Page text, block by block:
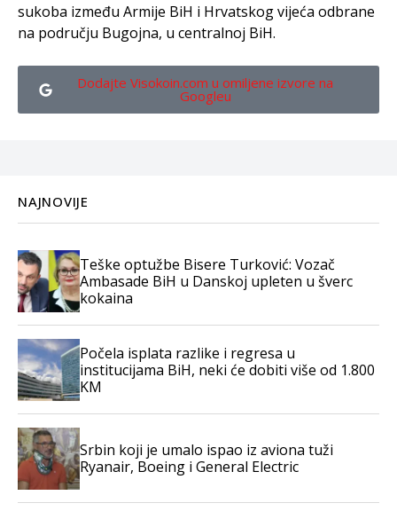
sukoba između Armije BiH i Hrvatskog vijeća odbrane
na području Bugojna, u centralnoj BiH.
Dodajte Visokoin.com u omiljene izvore na
Googleu
NAJNOVIJE
Teške optužbe Bisere Turković: Vozač
Ambasade BiH u Danskoj upleten u šverc
kokaina
Počela isplata razlike i regresa u
institucijama BiH, neki će dobiti više od 1.800
KM
Srbin koji je umalo ispao iz aviona tuži
Ryanair, Boeing i General Electric